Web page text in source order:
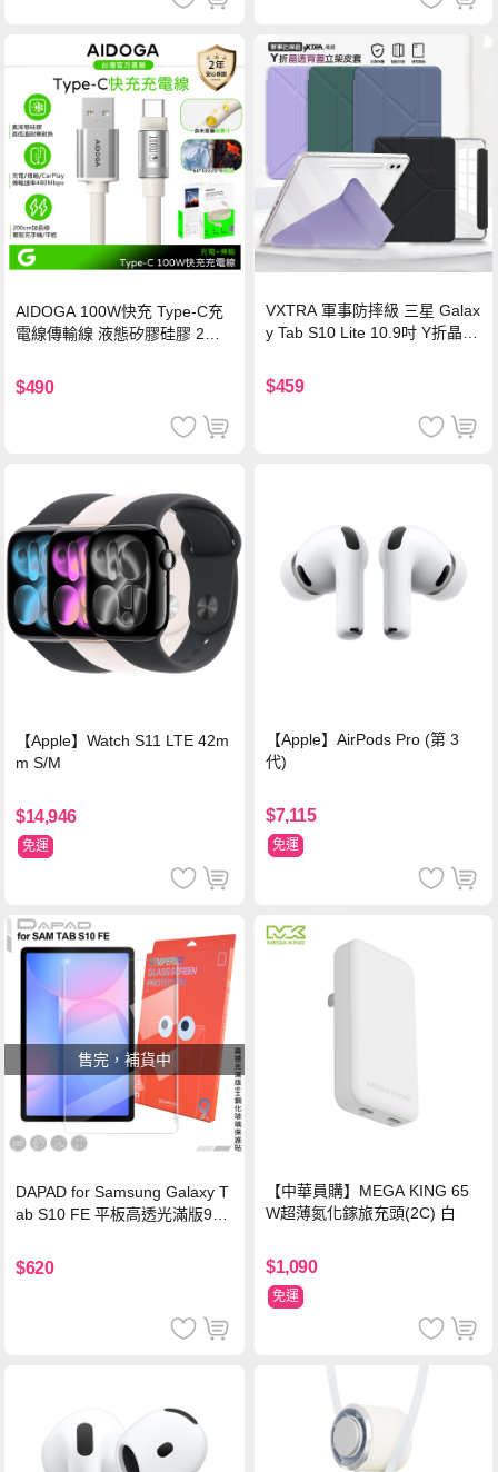
AIDOGA 100W快充 Type-C充
電線傳輸線 液態矽膠硅膠 2M
$490
VXTRA 軍事防摔級 三星 Galax
y Tab S10 Lite 10.9吋 Y折晶透
$459
【Apple】Watch S11 LTE 42m
m S/M
$14,946
免運
【Apple】AirPods Pro (第 3
代)
$7,115
免運
售完，補貨中
DAPAD for Samsung Galaxy T
ab S10 FE 平板高透光滿版9H
$620
【中華員購】MEGA KING 65
W超薄氮化鎵旅充頭(2C) 白
$1,090
免運